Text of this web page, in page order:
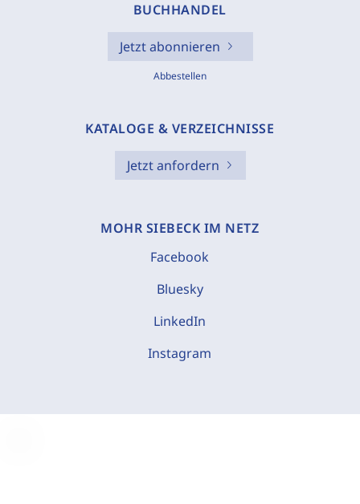
BUCHHANDEL
Jetzt abonnieren
Abbestellen
KATALOGE & VERZEICHNISSE
Jetzt anfordern
MOHR SIEBECK IM NETZ
Facebook
Bluesky
LinkedIn
Instagram